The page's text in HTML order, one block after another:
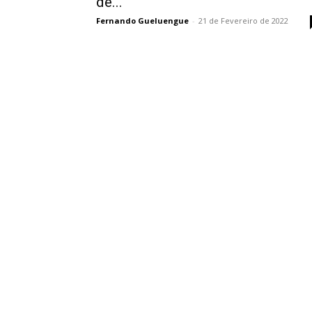
Fernando Gueluengue - 21 de Fevereiro de 2022